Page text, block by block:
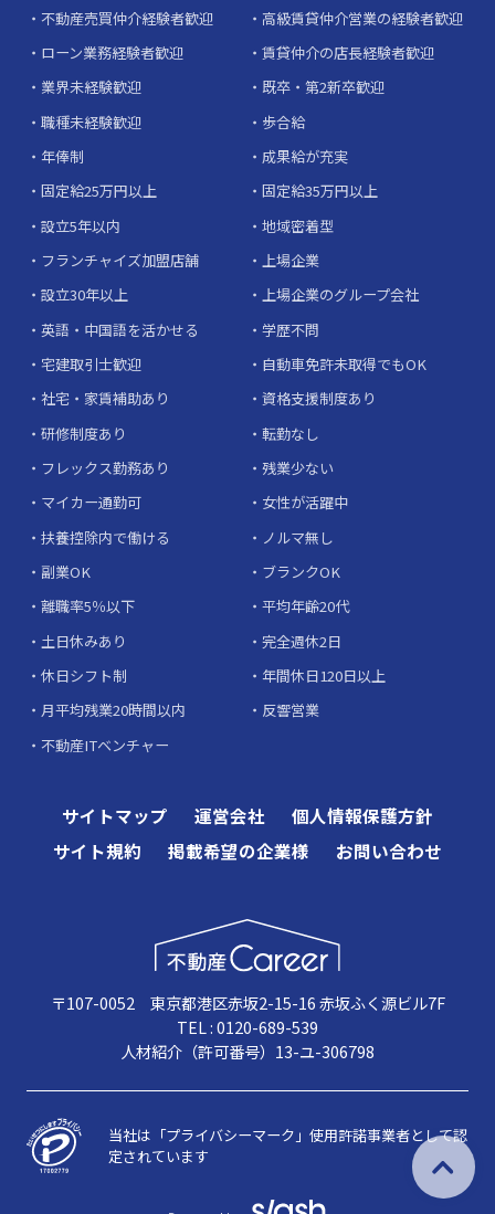
不動産売買仲介経験者歓迎
高級賃貸仲介営業の経験者歓迎
ローン業務経験者歓迎
賃貸仲介の店長経験者歓迎
業界未経験歓迎
既卒・第2新卒歓迎
職種未経験歓迎
歩合給
年俸制
成果給が充実
固定給25万円以上
固定給35万円以上
設立5年以内
地域密着型
フランチャイズ加盟店舗
上場企業
設立30年以上
上場企業のグループ会社
英語・中国語を活かせる
学歴不問
宅建取引士歓迎
自動車免許未取得でもOK
社宅・家賃補助あり
資格支援制度あり
研修制度あり
転勤なし
フレックス勤務あり
残業少ない
マイカー通勤可
女性が活躍中
扶養控除内で働ける
ノルマ無し
副業OK
ブランクOK
離職率5％以下
平均年齢20代
土日休みあり
完全週休2日
休日シフト制
年間休日120日以上
月平均残業20時間以内
反響営業
不動産ITベンチャー
サイトマップ 運営会社
個人情報保護方針
サイト規約
掲載希望の企業様 お問い合わせ
〒107-0052 東京都港区赤坂2-15-16 赤坂ふく源ビル7F
TEL : 0120-689-539
人材紹介（許可番号）13-ユ-306798
当社は「プライバシーマーク」使用許諾事業者として認
定されています